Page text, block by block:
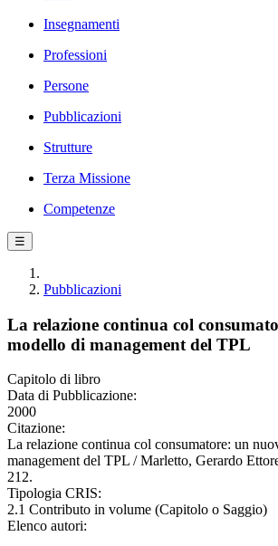
Insegnamenti
Professioni
Persone
Pubblicazioni
Strutture
Terza Missione
Competenze
☰
Pubblicazioni
La relazione continua col
modello di management del TPL
Capitolo di libro
Data di Pubblicazione:
2000
Citazione:
La relazione continua col consumatore: un
management del TPL / Marletto, Gerardo
212.
Tipologia CRIS:
2.1 Contributo in volume (Capitolo o Saggio)
Elenco autori: